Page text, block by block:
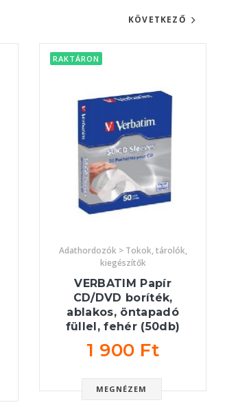
KÖVETKEZŐ
RAKTÁRON
Adathordozók > Tokok, tárolók,
kiegészítők
VERBATIM Papír
CD/DVD boríték,
ablakos, öntapadó
füllel, fehér (50db)
1 900 Ft
MEGNÉZEM